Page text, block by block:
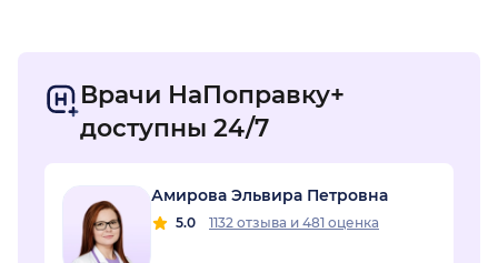
Врачи НаПоправку+
доступны 24/7
Амирова Эльвира Петровна
5.0 1132 отзыва и 481 оценка